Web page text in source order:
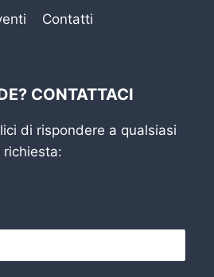
Contatti
CONTATTACI
di rispondere a qualsiasi
richiesta: